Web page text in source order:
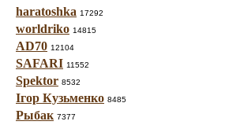
haratoshka 17292
worldriko 14815
AD70 12104
SAFARI 11552
Spektor 8532
Ігор Кузьменко 8485
Рыбак 7377